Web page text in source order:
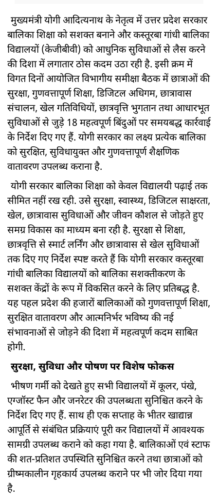
मुख्यमंत्री योगी आदित्यनाथ के नेतृत्व में उत्तर प्रदेश सरकार
बालिका शिक्षा को सशक्त बनाने और कस्तूरबा गांधी बालिका
विद्यालयों (केजीबीवी) को आधुनिक सुविधाओं से लैस करने
की दिशा में लगातार ठोस कदम उठा रही है. इसी क्रम में
विगत दिनों आयोजित विभागीय समीक्षा बैठक में छात्राओं की
सुरक्षा, गुणवत्तापूर्ण शिक्षा, डिजिटल अधिगम, छात्रावास
संचालन, खेल गतिविधियों, छात्रवृत्ति भुगतान तथा आधारभूत
सुविधाओं से जुड़े 18 महत्वपूर्ण बिंदुओं पर समयबद्ध कार्रवाई
के निर्देश दिए गए हैं. योगी सरकार का लक्ष्य प्रत्येक बालिका
को सुरक्षित, सुविधायुक्त और गुणवत्तापूर्ण शैक्षणिक
वातावरण उपलब्ध कराना है.
योगी सरकार बालिका शिक्षा को केवल विद्यालयी पढ़ाई तक
सीमित नहीं रख रही. उसे सुरक्षा, स्वास्थ्य, डिजिटल साक्षरता,
खेल, छात्रावास सुविधाओं और जीवन कौशल से जोड़ते हुए
समग्र विकास का माध्यम बना रही है. सुरक्षा से शिक्षा,
छात्रवृत्ति से स्मार्ट लर्निंग और छात्रावास से खेल सुविधाओं
तक दिए गए निर्देश स्पष्ट करते हैं कि योगी सरकार कस्तूरबा
गांधी बालिका विद्यालयों को बालिका सशक्तीकरण के
सशक्त केंद्रों के रूप में विकसित करने के लिए प्रतिबद्ध है.
यह पहल प्रदेश की हजारों बालिकाओं को गुणवत्तापूर्ण शिक्षा,
सुरक्षित वातावरण और आत्मनिर्भर भविष्य की नई
संभावनाओं से जोड़ने की दिशा में महत्वपूर्ण कदम साबित
होगी.
सुरक्षा, सुविधा और पोषण पर विशेष फोकस
भीषण गर्मी को देखते हुए सभी विद्यालयों में कूलर, पंखे,
एग्जॉस्ट फैन और जनरेटर की उपलब्धता सुनिश्चित करने के
निर्देश दिए गए हैं. साथ ही एक सप्ताह के भीतर खाद्यान्न
आपूर्ति से संबंधित प्रक्रियाएं पूरी कर विद्यालयों में आवश्यक
सामग्री उपलब्ध कराने को कहा गया है. बालिकाओं एवं स्टाफ
की शत-प्रतिशत उपस्थिति सुनिश्चित करने तथा छात्राओं को
ग्रीष्मकालीन गृहकार्य उपलब्ध कराने पर भी जोर दिया गया
है.